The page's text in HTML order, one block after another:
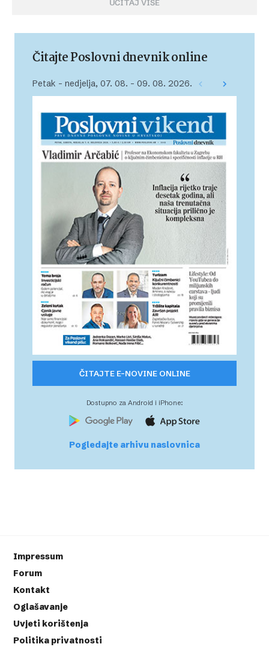
UČITAJ VIŠE
Čitajte Poslovni dnevnik online
Petak – nedjelja, 07. 08. – 09. 08. 2026.
ČITAJTE E-NOVINE ONLINE
Dostupno za Android i iPhone:
Pogledajte arhivu naslovnica
Impressum
Forum
Kontakt
Oglašavanje
Uvjeti korištenja
Politika privatnosti